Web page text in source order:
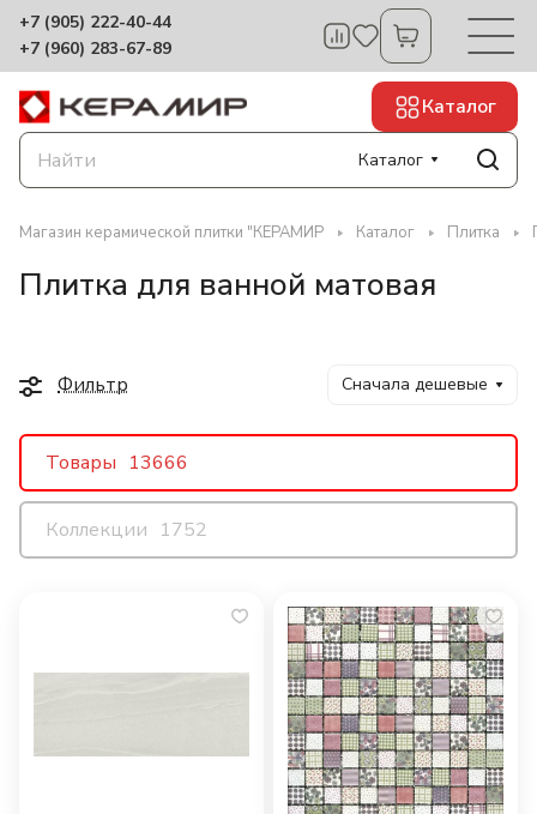
+7 (905) 222-40-44
+7 (960) 283-67-89
Каталог
Каталог
Магазин керамической плитки "КЕРАМИР Каталог Плитка
Плитка для ванной матовая
Фильтр Сначала дешевые
Товары 13666
Коллекции 1752